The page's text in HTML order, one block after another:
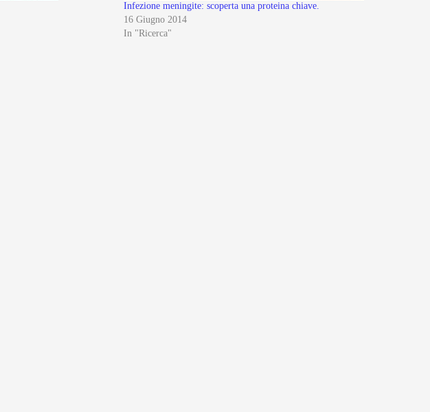
Infezione meningite: scoperta una proteina chiave.
16 Giugno 2014
In "Ricerca"